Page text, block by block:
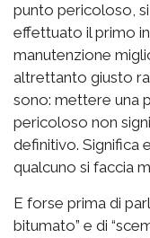
punto pericoloso,
effettuato il primo
manutenzione
altrettanto giusto
sono: mettere una
pericoloso non
definitivo. Significa
qualcuno si faccia
E forse prima di
bitumato” e di